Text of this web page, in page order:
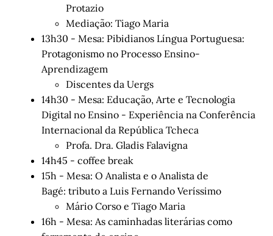
Protazio
Mediação: Tiago Maria
13h30 - Mesa: Pibidianos Língua Portuguesa:
Protagonismo no Processo Ensino-
Aprendizagem
Discentes da Uergs
14h30 - Mesa: Educação, Arte e Tecnologia
Digital no Ensino - Experiência na Conferência
Internacional da República Tcheca
Profa. Dra. Gladis Falavigna
14h45 - coffee break
15h - Mesa: O Analista e o Analista de
Bagé: tributo a Luis Fernando Veríssimo
Mário Corso e Tiago Maria
16h - Mesa: As caminhadas literárias como